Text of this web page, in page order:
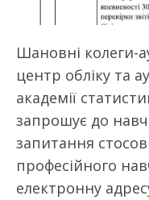
Шановні колеги-
центр обліку та
академії
запрошує до
запитання
професійного
електронну